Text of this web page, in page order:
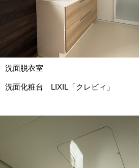
洗面脱衣室
洗面化粧台 LIXIL「クレビィ」